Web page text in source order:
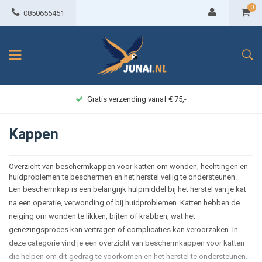
0850655451
0
Gratis verzending vanaf € 75,-
Kappen
Overzicht van beschermkappen voor katten om wonden, hechtingen en
huidproblemen te beschermen en het herstel veilig te ondersteunen.
Een beschermkap is een belangrijk hulpmiddel bij het herstel van je kat
na een operatie, verwonding of bij huidproblemen. Katten hebben de
neiging om wonden te likken, bijten of krabben, wat het
genezingsproces kan vertragen of complicaties kan veroorzaken. In
deze categorie vind je een overzicht van beschermkappen voor katten
die helpen om dit gedrag te voorkomen en het herstel te ondersteunen.